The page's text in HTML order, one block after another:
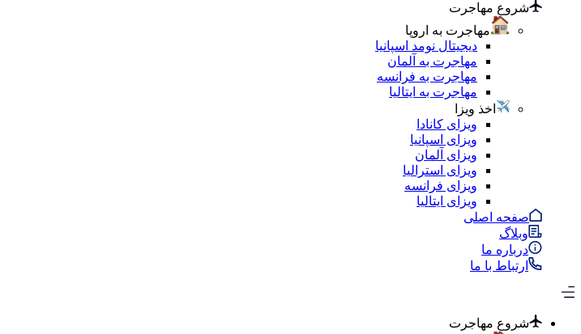
شروع مهاجرت
مهاجرت به اروپا
دیجیتال نومد اسپانیا
مهاجرت به آلمان
مهاجرت به فرانسه
مهاجرت به ایتالیا
اخذ ویزا
ویزای کانادا
ویزای اسپانیا
ویزای آلمان
ویزای استرالیا
ویزای فرانسه
ویزای ایتالیا
صفحه اصلی
وبلاگ
درباره ما
ارتباط با ما
شروع مهاجرت